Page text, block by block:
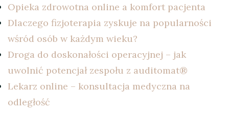
Opieka zdrowotna online a komfort pacjenta
Dlaczego fizjoterapia zyskuje na popularności
wśród osób w każdym wieku?
Droga do doskonałości operacyjnej – jak
uwolnić potencjał zespołu z auditomat®
Lekarz online – konsultacja medyczna na
odległość